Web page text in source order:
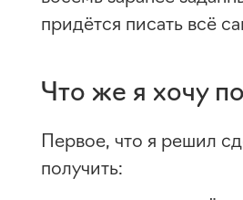
придётся писать всё
Что же я хочу
Первое, что я решил
получить: